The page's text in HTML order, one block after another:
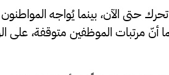
حتى الآن، بينما يُواجه
أنّ مرتبات الموظفين متوقفة،